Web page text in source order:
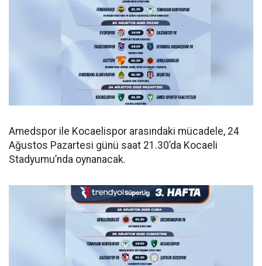
Amedspor ile Kocaelispor arasındaki mücadele, 24
Ağustos Pazartesi günü saat 21.30’da Kocaeli
Stadyumu’nda oynanacak.